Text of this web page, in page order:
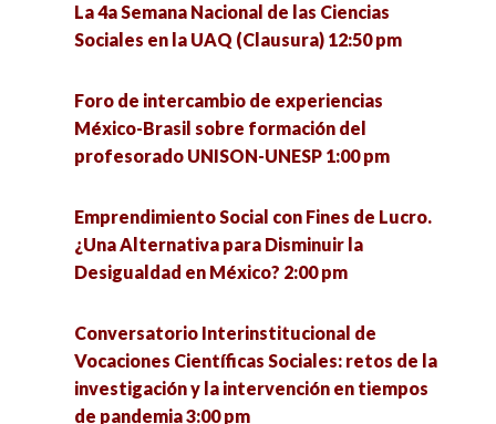
Conversatorio en torno a las experiencias de
defensa de la vida de la Comunidad Ecológica
Análisis de la implementación del acuerdo del
tercer país seguro en Guatemala 5:00 pm
La resiliencia como eje para enfrentar el futuro
desde las personas mayores (1) 5:00 pm
Gobernanza de la migración en tiempos de
pandemia 5:00 pm
Metodología cualitativa, grupo de trabajo
colaborativo para la mejora de la gestión e
La media naranja: el mito del amor como
completud 4:00 pm
Migración en tiempos del COVID-19 4:00 pm
Un acercamiento básico a la perspectiva de
común? 4:00 pm
La zona gris de la punición sobre los familiares.
La 4a Semana Nacional de las Ciencias
Sociales en la UAQ (Clausura) 12:50 pm
Foro de intercambio de experiencias
México-Brasil sobre formación del
profesorado UNISON-UNESP 1:00 pm
Emprendimiento Social con Fines de Lucro.
¿Una Alternativa para Disminuir la
Desigualdad en México? 2:00 pm
Conversatorio Interinstitucional de
Vocaciones Científicas Sociales: retos de la
investigación y la intervención en tiempos
de pandemia 3:00 pm